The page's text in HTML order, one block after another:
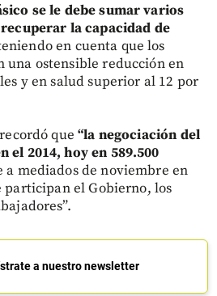
se le debe sumar varios
la capacidad de
en cuenta que los
una ostensible reducción en
y en salud superior al 12 por
que“la negociación del
el 2014, hoy en 589.500
a mediados de noviembre en
participan el Gobierno, los
a nuestro newsletter